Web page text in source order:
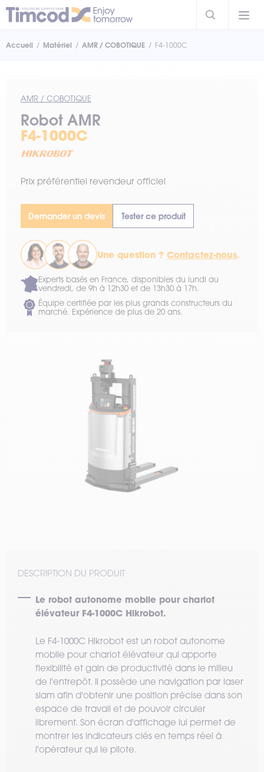
Accueil Matériel AMR / COBOTIQUE F4-1000C
AMR / COBOTIQUE
Robot AMR
F4-1000C
Prix préférentiel revendeur officiel
Demander un devis Tester ce produit
Une question ? Contactez-nous.
Experts basés en France, disponibles du lundi au
vendredi, de 9h à 12h30 et de 13h30 à 17h.
Équipe certifiée par les plus grands constructeurs du
marché. Expérience de plus de 20 ans.
DESCRIPTION DU PRODUIT
Le robot autonome mobile pour chariot
élévateur F4-1000C Hikrobot.
Le F4-1000C Hikrobot est un robot autonome
mobile pour chariot élévateur qui apporte
flexibilité et gain de productivité dans le milieu
de l'entrepôt. Il possède une navigation par laser
slam afin d'obtenir une position précise dans son
espace de travail et de pouvoir circuler
librement. Son écran d'affichage lui permet de
montrer les indicateurs clés en temps réel à
l'opérateur qui le pilote.